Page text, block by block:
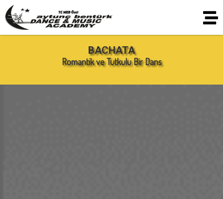
BACHATA
Romantik ve Tutkulu Bir Dans